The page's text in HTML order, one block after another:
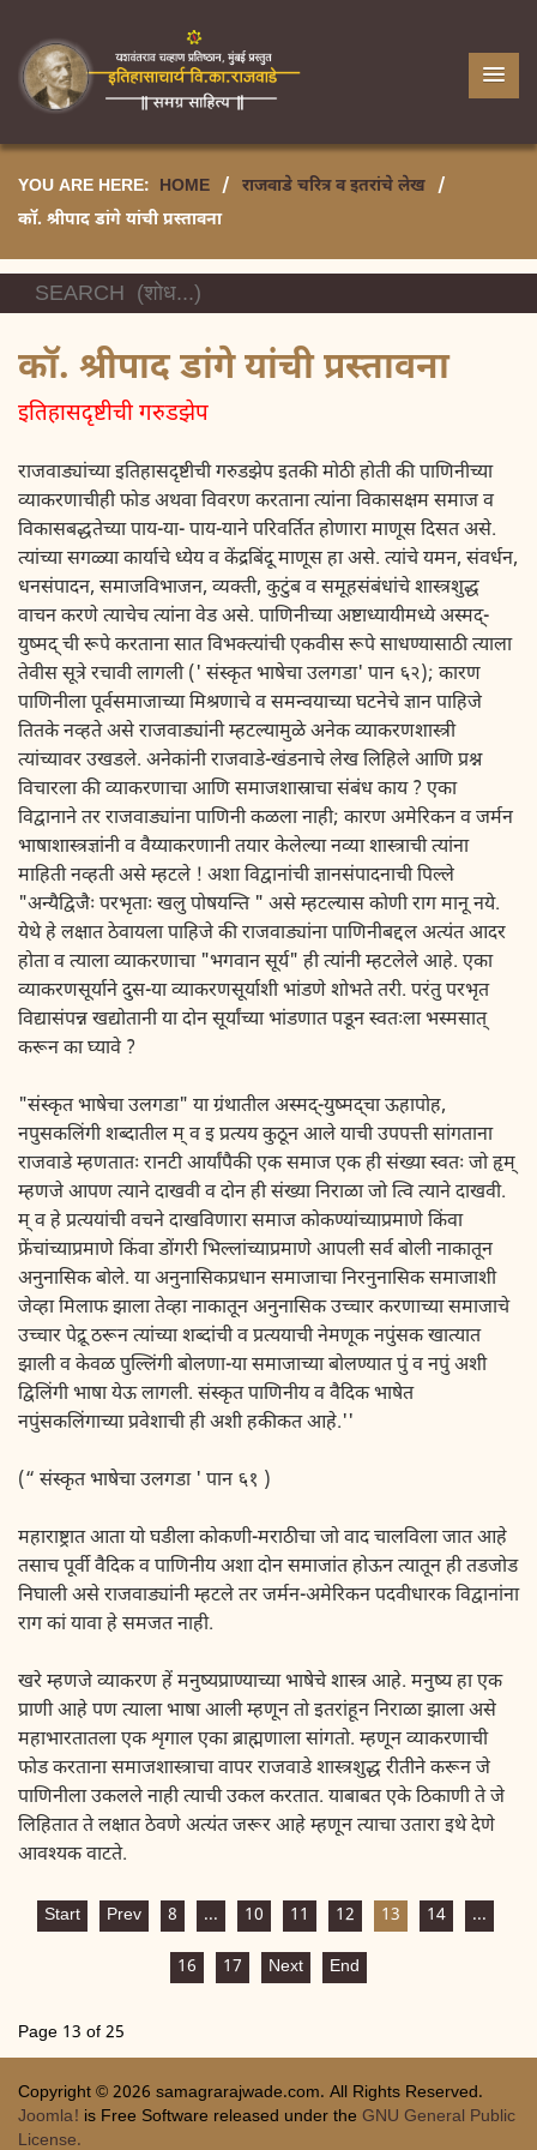
YOU ARE HERE: HOME / राजवाडे चरित्र व इतरांचे लेख /
कॉ. श्रीपाद डांगे यांची प्रस्तावना
कॉ. श्रीपाद डांगे यांची प्रस्तावना
इतिहासदृष्टीची गरुडझेप
राजवाड्यांच्या इतिहासदृष्टीची गरुडझेप इतकी मोठी होती की पाणिनीच्या
व्याकरणाचीही फोड अथवा विवरण करताना त्यांना विकासक्षम समाज व
विकासबद्धतेच्या पाय-या- पाय-याने परिवर्तित होणारा माणूस दिसत असे.
त्यांच्या सगळ्या कार्याचे ध्येय व केंद्रबिंदू माणूस हा असे. त्यांचे यमन, संवर्धन,
धनसंपादन, समाजविभाजन, व्यक्ती, कुटुंब व समूहसंबंधांचे शास्त्रशुद्ध
वाचन करणे त्याचेच त्यांना वेड असे. पाणिनीच्या अष्टाध्यायीमध्ये अस्मद्-
युष्मद् ची रूपे करताना सात विभक्त्यांची एकवीस रूपे साधण्यासाठी त्याला
तेवीस सूत्रे रचावी लागली (' संस्कृत भाषेचा उलगडा' पान ६२); कारण
पाणिनीला पूर्वसमाजाच्या मिश्रणाचे व समन्वयाच्या घटनेचे ज्ञान पाहिजे
तितके नव्हते असे राजवाड्यांनी म्हटल्यामुळे अनेक व्याकरणशास्त्री
त्यांच्यावर उखडले. अनेकांनी राजवाडे-खंडनाचे लेख लिहिले आणि प्रश्न
विचारला की व्याकरणाचा आणि समाजशास्राचा संबंध काय ? एका
विद्वानाने तर राजवाड्यांना पाणिनी कळला नाही; कारण अमेरिकन व जर्मन
भाषाशास्त्रज्ञांनी व वैय्याकरणानी तयार केलेल्या नव्या शास्त्राची त्यांना
माहिती नव्हती असे म्हटले ! अशा विद्वानांची ज्ञानसंपादनाची पिल्ले
"अन्यैद्विजैः परभृताः खलु पोषयन्ति " असे म्हटल्यास कोणी राग मानू नये.
येथे हे लक्षात ठेवायला पाहिजे की राजवाड्यांना पाणिनीबद्दल अत्यंत आदर
होता व त्याला व्याकरणाचा "भगवान सूर्य" ही त्यांनी म्हटलेले आहे. एका
व्याकरणसूर्याने दुस-या व्याकरणसूर्याशी भांडणे शोभते तरी. परंतु परभृत
विद्यासंपन्न खद्योतानी या दोन सूर्यांच्या भांडणात पडून स्वतःला भस्मसात्
करून का घ्यावे ?
"संस्कृत भाषेचा उलगडा" या ग्रंथातील अस्मद्-युष्मद्चा ऊहापोह,
नपुसकलिंगी शब्दातील म् व इ प्रत्यय कुठून आले याची उपपत्ती सांगताना
राजवाडे म्हणतातः रानटी आर्यांपैकी एक समाज एक ही संख्या स्वतः जो हृम्
म्हणजे आपण त्याने दाखवी व दोन ही संख्या निराळा जो त्वि त्याने दाखवी.
म् व हे प्रत्ययांची वचने दाखविणारा समाज कोकण्यांच्याप्रमाणे किंवा
फ्रेंचांच्याप्रमाणे किंवा डोंगरी भिल्लांच्याप्रमाणे आपली सर्व बोली नाकातून
अनुनासिक बोले. या अनुनासिकप्रधान समाजाचा निरनुनासिक समाजाशी
जेव्हा मिलाफ झाला तेव्हा नाकातून अनुनासिक उच्चार करणाच्या समाजाचे
उच्चार पेद्रू ठरून त्यांच्या शब्दांची व प्रत्ययाची नेमणूक नपुंसक खात्यात
झाली व केवळ पुल्लिंगी बोलणा-या समाजाच्या बोलण्यात पुं व नपुं अशी
द्विलिंगी भाषा येऊ लागली. संस्कृत पाणिनीय व वैदिक भाषेत
नपुंसकलिंगाच्या प्रवेशाची ही अशी हकीकत आहे.''
(“ संस्कृत भाषेचा उलगडा ' पान ६१ )
महाराष्ट्रात आता यो घडीला कोकणी-मराठीचा जो वाद चालविला जात आहे
तसाच पूर्वी वैदिक व पाणिनीय अशा दोन समाजांत होऊन त्यातून ही तडजोड
निघाली असे राजवाड्यांनी म्हटले तर जर्मन-अमेरिकन पदवीधारक विद्वानांना
राग कां यावा हे समजत नाही.
खरे म्हणजे व्याकरण हें मनुष्यप्राण्याच्या भाषेचे शास्त्र आहे. मनुष्य हा एक
प्राणी आहे पण त्याला भाषा आली म्हणून तो इतरांहून निराळा झाला असे
महाभारतातला एक शृगाल एका ब्राह्मणाला सांगतो. म्हणून व्याकरणाची
फोड करताना समाजशास्त्राचा वापर राजवाडे शास्त्रशुद्ध रीतीने करून जे
पाणिनीला उकलले नाही त्याची उकल करतात. याबाबत एके ठिकाणी ते जे
लिहितात ते लक्षात ठेवणे अत्यंत जरूर आहे म्हणून त्याचा उतारा इथे देणे
आवश्यक वाटते.
Start Prev 8 ... 10 11 12 13 14 ...
16 17 Next End
Page 13 of 25
Copyright © 2026 samagrarajwade.com. All Rights Reserved.
Joomla! is Free Software released under the GNU General Public
License.